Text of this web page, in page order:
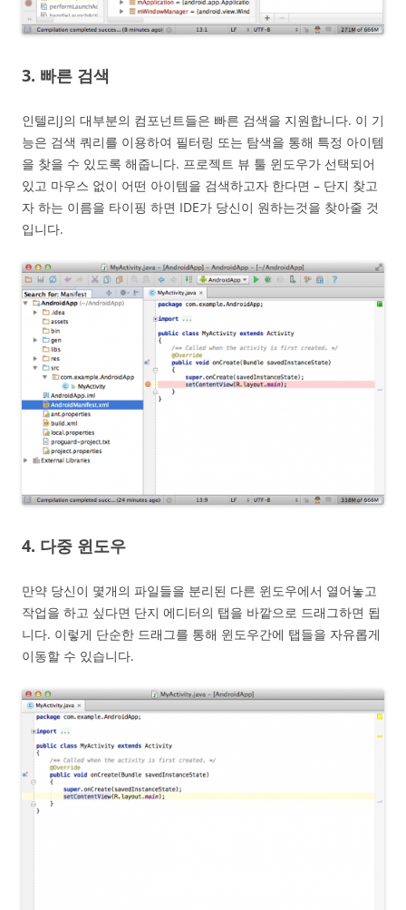
3. 빠른 검색
인텔리J의 대부분의 컴포넌트들은 빠른 검색을 지원합니다. 이 기
능은 검색 쿼리를 이용하여 필터링 또는 탐색을 통해 특정 아이템
을 찾을 수 있도록 해줍니다. 프로젝트 뷰 툴 윈도우가 선택되어
있고 마우스 없이 어떤 아이템을 검색하고자 한다면 – 단지 찾고
자 하는 이름을 타이핑 하면 IDE가 당신이 원하는것을 찾아줄 것
입니다.
4. 다중 윈도우
만약 당신이 몇개의 파일들을 분리된 다른 윈도우에서 열어놓고
작업을 하고 싶다면 단지 에디터의 탭을 바깥으로 드래그하면 됩
니다. 이렇게 단순한 드래그를 통해 윈도우간에 탭들을 자유롭게
이동할 수 있습니다.